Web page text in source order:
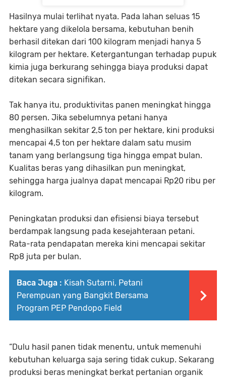
Hasilnya mulai terlihat nyata. Pada lahan seluas 15
hektare yang dikelola bersama, kebutuhan benih
berhasil ditekan dari 100 kilogram menjadi hanya 5
kilogram per hektare. Ketergantungan terhadap pupuk
kimia juga berkurang sehingga biaya produksi dapat
ditekan secara signifikan.
Tak hanya itu, produktivitas panen meningkat hingga
80 persen. Jika sebelumnya petani hanya
menghasilkan sekitar 2,5 ton per hektare, kini produksi
mencapai 4,5 ton per hektare dalam satu musim
tanam yang berlangsung tiga hingga empat bulan.
Kualitas beras yang dihasilkan pun meningkat,
sehingga harga jualnya dapat mencapai Rp20 ribu per
kilogram.
Peningkatan produksi dan efisiensi biaya tersebut
berdampak langsung pada kesejahteraan petani.
Rata-rata pendapatan mereka kini mencapai sekitar
Rp8 juta per bulan.
Baca Juga : Kisah Sutarni, Petani
Perempuan yang Bangkit Bersama
Program PEP Pendopo Field
“Dulu hasil panen tidak menentu, untuk memenuhi
kebutuhan keluarga saja sering tidak cukup. Sekarang
produksi beras meningkat berkat pertanian organik